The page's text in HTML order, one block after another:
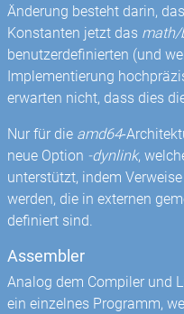
Änderung besteht darin,
Konstanten jetzt das math/
benutzerdefinierten (und
Implementierung
erwarten nicht, dass dies
Nur für die amd64-
neue Option -dynlink,
unterstützt, indem
werden, die in externen
definiert sind.
Assembler
Analog dem Compiler und
ein einzelnes Programm,